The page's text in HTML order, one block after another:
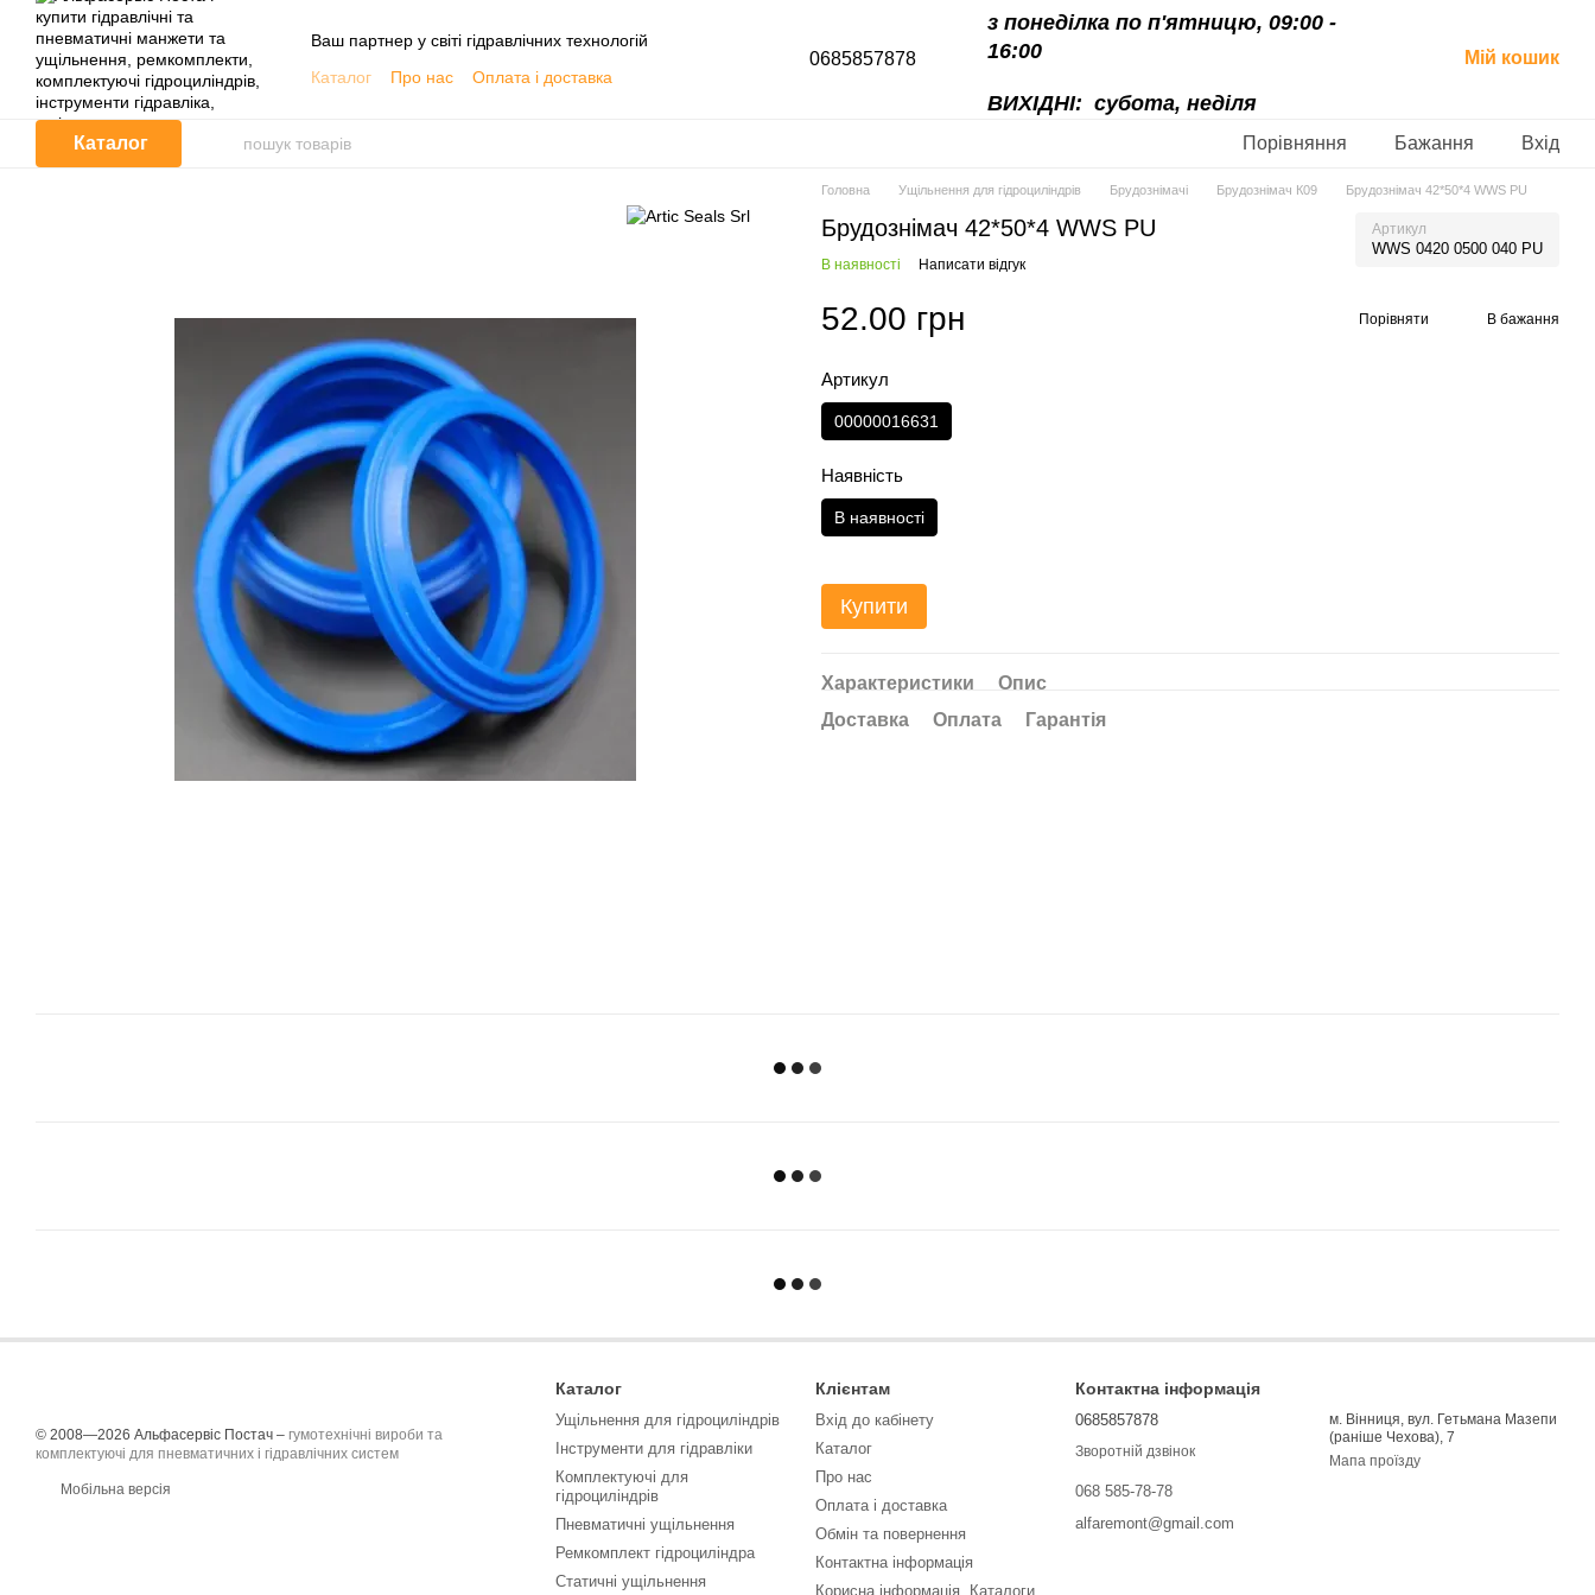
Перейти до основного контенту
Ваш партнер у світі гідравлічних технологій
Каталог
Про нас
Оплата і доставка
Корисна інформація, Каталоги
0685857878
з понеділка по п'ятницю, 09:00 -
16:00
ВИХІДНІ: субота, неділя
Мій кошик
Каталог Порівняння Бажання Вхід
Головна Ущільнення для гідроциліндрів Брудознімачі Брудознімач К09 Брудознімач 42*50*4 WWS PU
Брудознімач 42*50*4 WWS PU Артикул
WWS 0420 0500 040 PU
В наявності Написати відгук
52.00 грн Порівняти В бажання
Артикул
00000016631
Наявність
В наявності
Купити
Характеристики
Опис
Доставка
Оплата Гарантія
© 2008—2026 Альфасервіс Постач – гумотехнічні вироби та
комплектуючі для пневматичних і гідравлічних систем
Мобільна версія
Каталог
Ущільнення для гідроциліндрів
Інструменти для гідравліки
Комплектуючі для
гідроциліндрів
Пневматичні ущільнення
Ремкомплект гідроциліндра
Статичні ущільнення
Клієнтам
Вхід до кабінету
Каталог
Про нас
Оплата і доставка
Обмін та повернення
Контактна інформація
Корисна інформація, Каталоги
Контактна інформація
0685857878
Зворотній дзвінок
068 585-78-78
alfaremont@gmail.com
м. Вінниця, вул. Гетьмана Мазепи
(раніше Чехова), 7
Мапа проїзду